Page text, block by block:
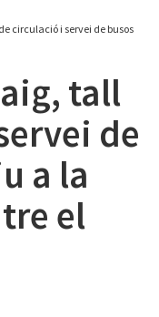
circulació i servei de busos
tall
de
a la
el